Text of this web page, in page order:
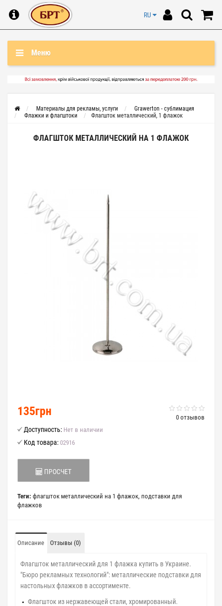
RU
Меню
Материалы для рекламы, услуги
Grawerton - сублимация
Флажки и флагштоки
Флагшток металлический, 1 флажок
ФЛАГШТОК МЕТАЛЛИЧЕСКИЙ НА 1 ФЛАЖОК
Loading...
0 отзывов
135грн
Доступность: Нет в наличии
Код товара: 02916
ПРОСЧЕТ
Теги: флагшток металлический на 1 флажок, подставки для
флажков
Описание Отзывы (0)
Флагшток металлический для 1 флажка купить в Украине.
"Бюро рекламных технологий": металлические подставки для
настольных флажков в ассортименте.
Флагшток из нержавеющей стали, хромированный.